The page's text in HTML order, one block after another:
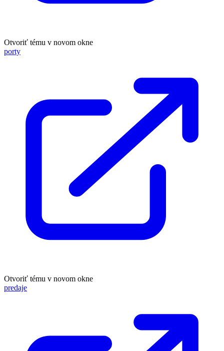
Otvoriť tému v novom okne
porty
Otvoriť tému v novom okne
predaje